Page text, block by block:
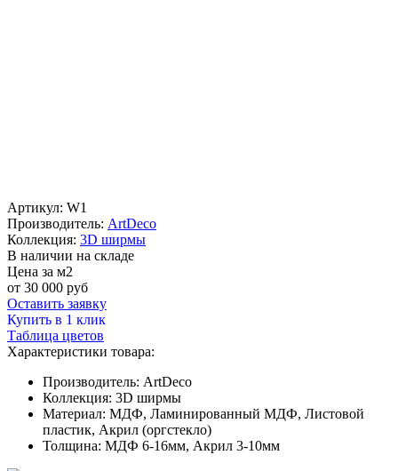
Артикул: W1
Производитель: ArtDeco
Коллекция: 3D ширмы
В наличии на складе
Цена за м2
от 30 000 руб
Оставить заявку
Купить в 1 клик
Таблица цветов
Характеристики товара:
Производитель: ArtDeco
Коллекция: 3D ширмы
Материал: МДФ, Ламинированный МДФ, Листовой
пластик, Акрил (оргстекло)
Толщина: МДФ 6-16мм, Акрил 3-10мм